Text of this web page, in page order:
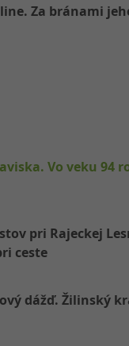
Za bránami
Vo veku 94
pri Rajeckej
ceste
dážď. Žilinský